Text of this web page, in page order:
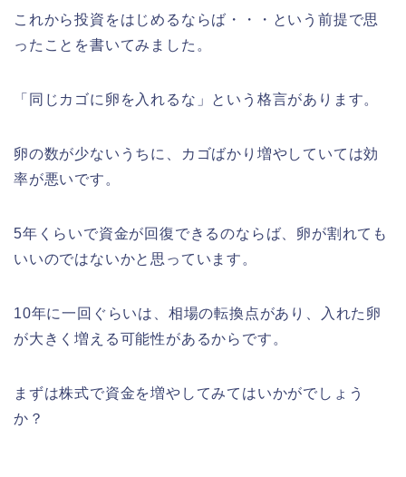
これから投資をはじめるならば・・・という前提で思
ったことを書いてみました。
「同じカゴに卵を入れるな」という格言があります。
卵の数が少ないうちに、カゴばかり増やしていては効
率が悪いです。
5年くらいで資金が回復できるのならば、卵が割れても
いいのではないかと思っています。
10年に一回ぐらいは、相場の転換点があり、入れた卵
が大きく増える可能性があるからです。
まずは株式で資金を増やしてみてはいかがでしょう
か？